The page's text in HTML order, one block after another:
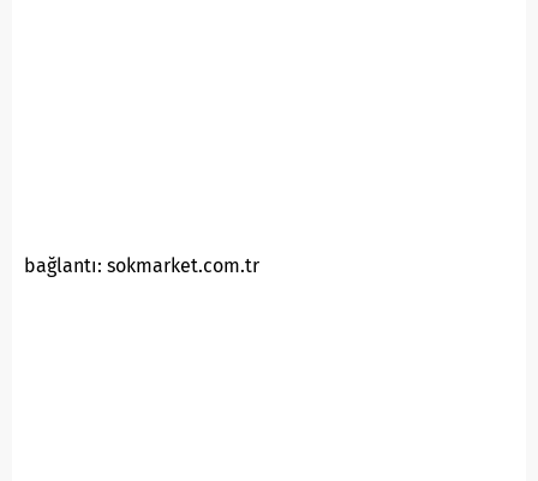
bağlantı: sokmarket.com.tr